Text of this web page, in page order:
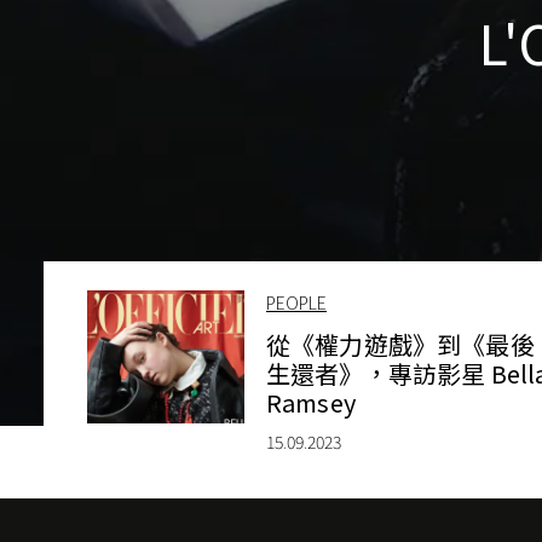
PEOPLE
從《權力遊戲》到《最後
生還者》，專訪影星
Ramsey
15.09.2023